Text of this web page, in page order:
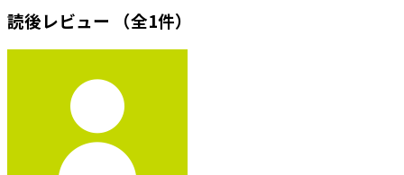
読後レビュー （全1件）